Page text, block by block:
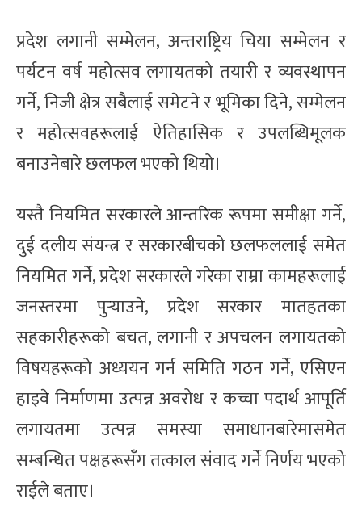
प्रदेश लगानी सम्मेलन, अन्तराष्ट्रिय चिया सम्मेलन र
पर्यटन वर्ष महोत्सव लगायतको तयारी र व्यवस्थापन
गर्ने, निजी क्षेत्र सबैलाई समेटने र भूमिका दिने, सम्मेलन
र महोत्सवहरूलाई ऐतिहासिक र उपलब्धिमूलक
बनाउनेबारे छलफल भएको थियो।
यस्तै नियमित सरकारले आन्तरिक रूपमा समीक्षा गर्ने,
दुई दलीय संयन्त्र र सरकारबीचको छलफललाई समेत
नियमित गर्ने, प्रदेश सरकारले गरेका राम्रा कामहरूलाई
जनस्तरमा पुर्‍याउने, प्रदेश सरकार मातहतका
सहकारीहरूको बचत, लगानी र अपचलन लगायतको
विषयहरूको अध्ययन गर्न समिति गठन गर्ने, एसिएन
हाइवे निर्माणमा उत्पन्न अवरोध र कच्चा पदार्थ आपूर्ति
लगायतमा उत्पन्न समस्या समाधानबारेमासमेत
सम्बन्धित पक्षहरूसँग तत्काल संवाद गर्ने निर्णय भएको
राईले बताए।